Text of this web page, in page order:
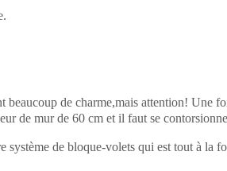
beaucoup de charme,mais attention! Une
de mur de 60 cm et il faut se
système de bloque-volets qui est tout à la